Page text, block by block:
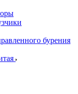
бурения